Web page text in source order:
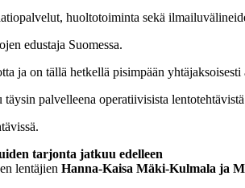
huoltotoiminta sekä
edustaja Suomessa.
ja on tällä hetkellä pisimpään
palvelleena operatiivisista
tarjonta jatkuu edelleen
lentäjien Hanna-Kaisa Mäki-Kulmala ja